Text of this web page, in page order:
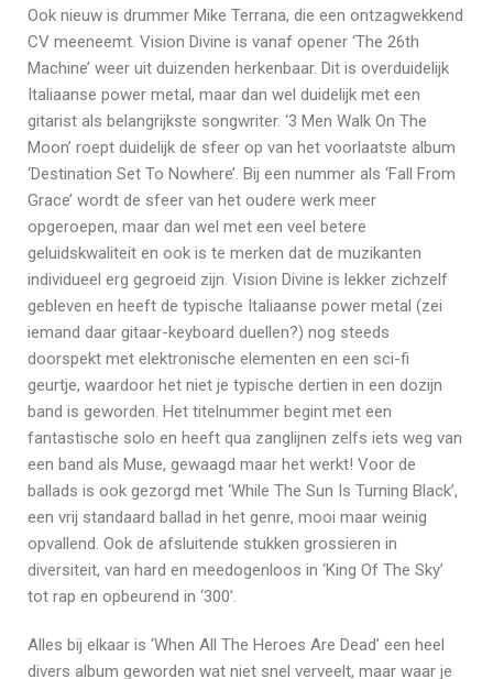
Ook nieuw is drummer Mike Terrana, die een ontzagwekkend
CV meeneemt. Vision Divine is vanaf opener ‘The 26th
Machine’ weer uit duizenden herkenbaar. Dit is overduidelijk
Italiaanse power metal, maar dan wel duidelijk met een
gitarist als belangrijkste songwriter. ‘3 Men Walk On The
Moon’ roept duidelijk de sfeer op van het voorlaatste album
‘Destination Set To Nowhere’. Bij een nummer als ‘Fall From
Grace’ wordt de sfeer van het oudere werk meer
opgeroepen, maar dan wel met een veel betere
geluidskwaliteit en ook is te merken dat de muzikanten
individueel erg gegroeid zijn. Vision Divine is lekker zichzelf
gebleven en heeft de typische Italiaanse power metal (zei
iemand daar gitaar-keyboard duellen?) nog steeds
doorspekt met elektronische elementen en een sci-fi
geurtje, waardoor het niet je typische dertien in een dozijn
band is geworden. Het titelnummer begint met een
fantastische solo en heeft qua zanglijnen zelfs iets weg van
een band als Muse, gewaagd maar het werkt! Voor de
ballads is ook gezorgd met ‘While The Sun Is Turning Black’,
een vrij standaard ballad in het genre, mooi maar weinig
opvallend. Ook de afsluitende stukken grossieren in
diversiteit, van hard en meedogenloos in ‘King Of The Sky’
tot rap en opbeurend in ‘300’.
Alles bij elkaar is ‘When All The Heroes Are Dead’ een heel
divers album geworden wat niet snel verveelt, maar waar je